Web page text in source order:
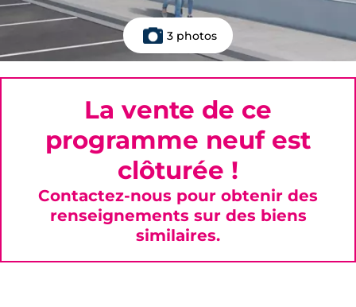
3 photos
La vente de ce
programme neuf est
clôturée !
Contactez-nous pour obtenir des
renseignements sur des biens
similaires.